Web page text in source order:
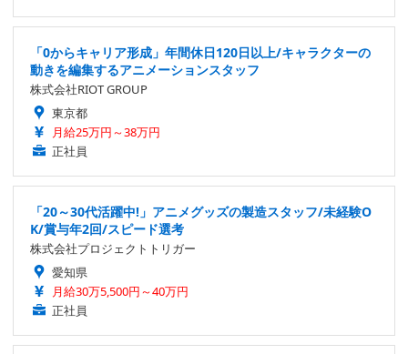
「0からキャリア形成」年間休日120日以上/キャラクターの
動きを編集するアニメーションスタッフ
株式会社RIOT GROUP
東京都
月給25万円～38万円
正社員
「20～30代活躍中!」アニメグッズの製造スタッフ/未経験O
K/賞与年2回/スピード選考
株式会社プロジェクトトリガー
愛知県
月給30万5,500円～40万円
正社員